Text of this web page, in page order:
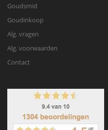
Goudsmid
Goudinkoop
Alg. vragen
Alg. voorwaarden
Contact